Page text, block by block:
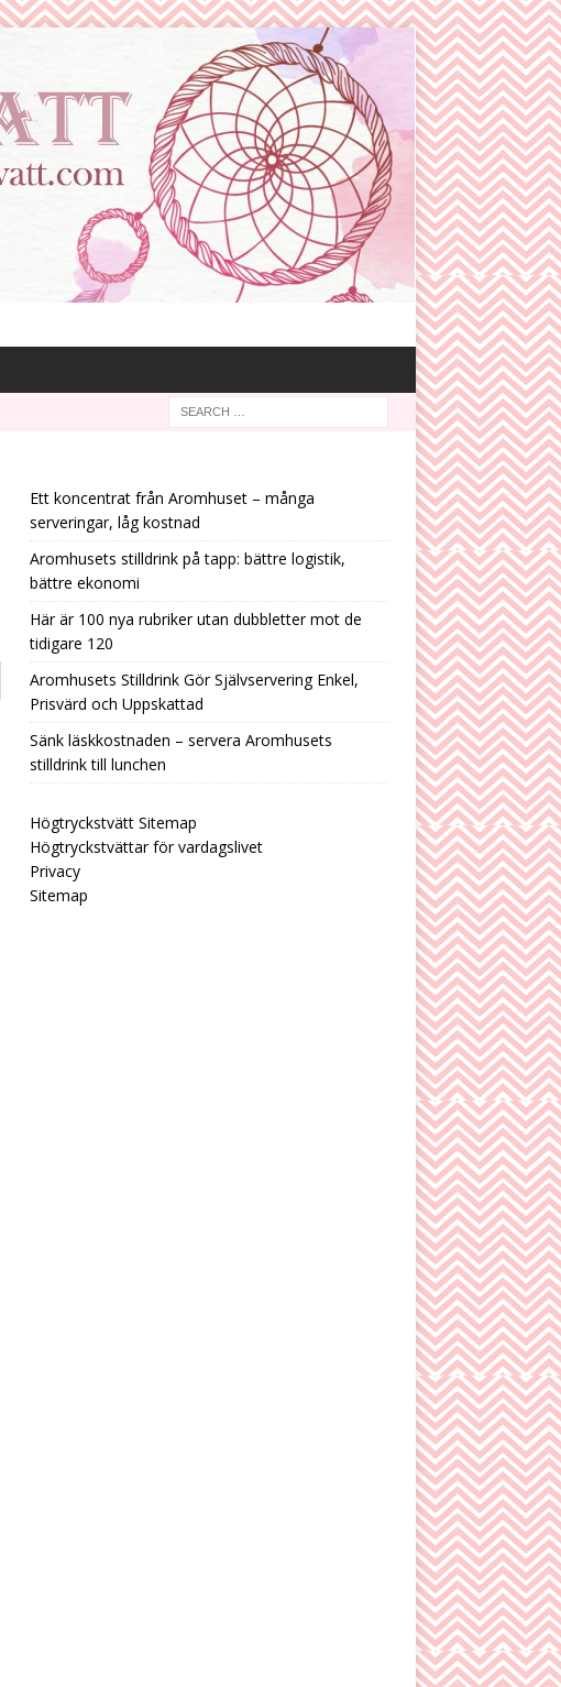
Ett koncentrat från Aromhuset – många
serveringar, låg kostnad
Aromhusets stilldrink på tapp: bättre logistik,
bättre ekonomi
Här är 100 nya rubriker utan dubbletter mot de
tidigare 120
Aromhusets Stilldrink Gör Självservering Enkel,
Prisvärd och Uppskattad
Sänk läskkostnaden – servera Aromhusets
stilldrink till lunchen
Högtryckstvätt Sitemap
Högtryckstvättar för vardagslivet
Privacy
Sitemap